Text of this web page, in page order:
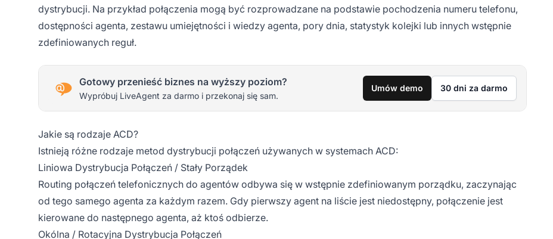
dystrybucji. Na przykład połączenia mogą być rozprowadzane na podstawie pochodzenia numeru telefonu,
dostępności agenta, zestawu umiejętności i wiedzy agenta, pory dnia, statystyk kolejki lub innych wstępnie
zdefiniowanych reguł.
Gotowy przenieść biznes na wyższy poziom?
Wypróbuj LiveAgent za darmo i przekonaj się sam.
Umów demo 30 dni za darmo
Jakie są rodzaje ACD?
Istnieją różne rodzaje metod dystrybucji połączeń używanych w systemach ACD:
Liniowa Dystrybucja Połączeń / Stały Porządek
Routing połączeń telefonicznych do agentów odbywa się w wstępnie zdefiniowanym porządku, zaczynając
od tego samego agenta za każdym razem. Gdy pierwszy agent na liście jest niedostępny, połączenie jest
kierowane do następnego agenta, aż ktoś odbierze.
Okólna / Rotacyjna Dystrybucja Połączeń